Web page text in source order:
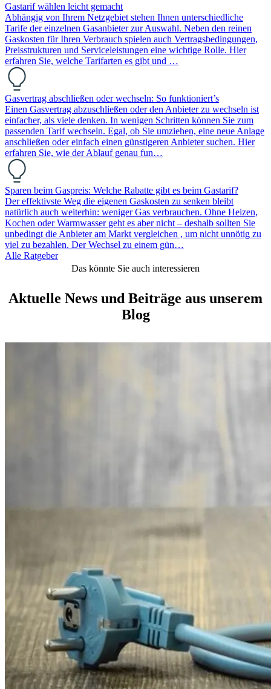
Gastarif wählen leicht gemacht
Abhängig von Ihrem Netzgebiet stehen Ihnen unterschiedliche
Tarife der einzelnen Gasanbieter zur Auswahl. Neben den reinen
Gaskosten für Ihren Verbrauch spielen auch Vertragsbedingungen,
Preisstrukturen und Serviceleistungen eine wichtige Rolle. Hier
erfahren Sie, welche Tarifarten es gibt und …
Gasvertrag abschließen oder wechseln: So funktioniert’s
Einen Gasvertrag abzuschließen oder den Anbieter zu wechseln ist
einfacher, als viele denken. In wenigen Schritten können Sie zum
passenden Tarif wechseln. Egal, ob Sie umziehen, eine neue Anlage
anschließen oder einfach einen günstigeren Anbieter suchen. Hier
erfahren Sie, wie der Ablauf genau fun…
Sparen beim Gaspreis: Welche Rabatte gibt es beim Gastarif?
Der effektivste Weg die eigenen Gaskosten zu senken bleibt
natürlich auch weiterhin: weniger Gas verbrauchen. Ohne Heizen,
Kochen oder Warmwasser geht es aber nicht – deshalb sollten Sie
unbedingt die Anbieter am Markt vergleichen , um nicht unnötig zu
viel zu bezahlen. Der Wechsel zu einem gün…
Alle Ratgeber
Das könnte Sie auch interessieren
Aktuelle News und Beiträge aus unserem
Blog